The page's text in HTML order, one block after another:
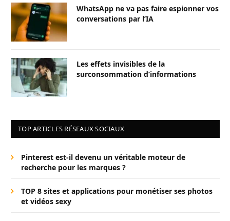
WhatsApp ne va pas faire espionner vos
conversations par l’IA
Les effets invisibles de la
surconsommation d’informations
TOP ARTICLES RÉSEAUX SOCIAUX
Pinterest est-il devenu un véritable moteur de
recherche pour les marques ?
TOP 8 sites et applications pour monétiser ses photos
et vidéos sexy